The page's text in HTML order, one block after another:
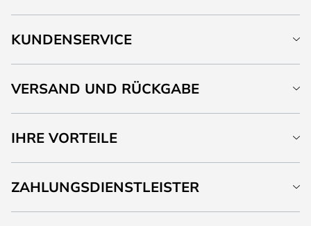
KUNDENSERVICE
VERSAND UND RÜCKGABE
IHRE VORTEILE
ZAHLUNGSDIENSTLEISTER